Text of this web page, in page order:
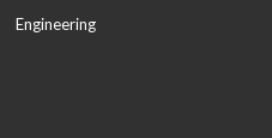
Engineering